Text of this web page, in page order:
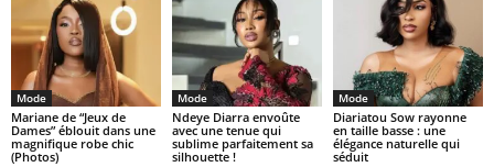
Mode
Mariane de “Jeux de
Dames” éblouit dans une
magnifique robe chic
(Photos)
Mode
Ndeye Diarra envoûte
avec une tenue qui
sublime parfaitement sa
silhouette !
Mode
Diariatou Sow rayonne
en taille basse : une
élégance naturelle qui
séduit